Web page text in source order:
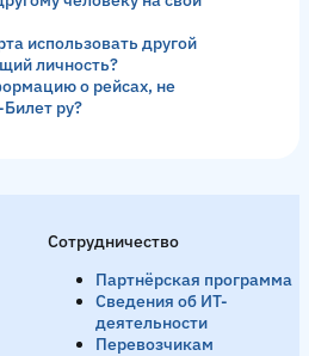
использовать другой
личность?
о рейсах, не
ру?
Сотрудничество
Партнёрская программа
Сведения об ИТ-
деятельности
Перевозчикам